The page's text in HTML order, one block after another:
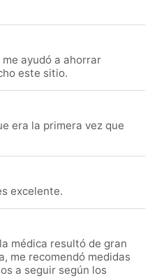
ayudó a ahorrar
este sitio.
era la primera vez que
excelente.
médica resultó de gran
me recomendó medidas
a seguir según los